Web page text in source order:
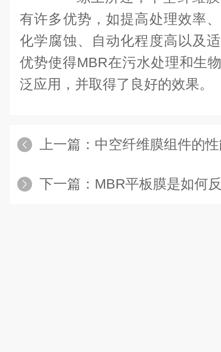
有许多优势，如提高处理效率
化学腐蚀、自动化程度高以及
优势使得MBR在污水处理和生
泛应用，并取得了良好的效果。
上一篇： 中空纤维膜组件的
下一篇： MBR平板膜是如何